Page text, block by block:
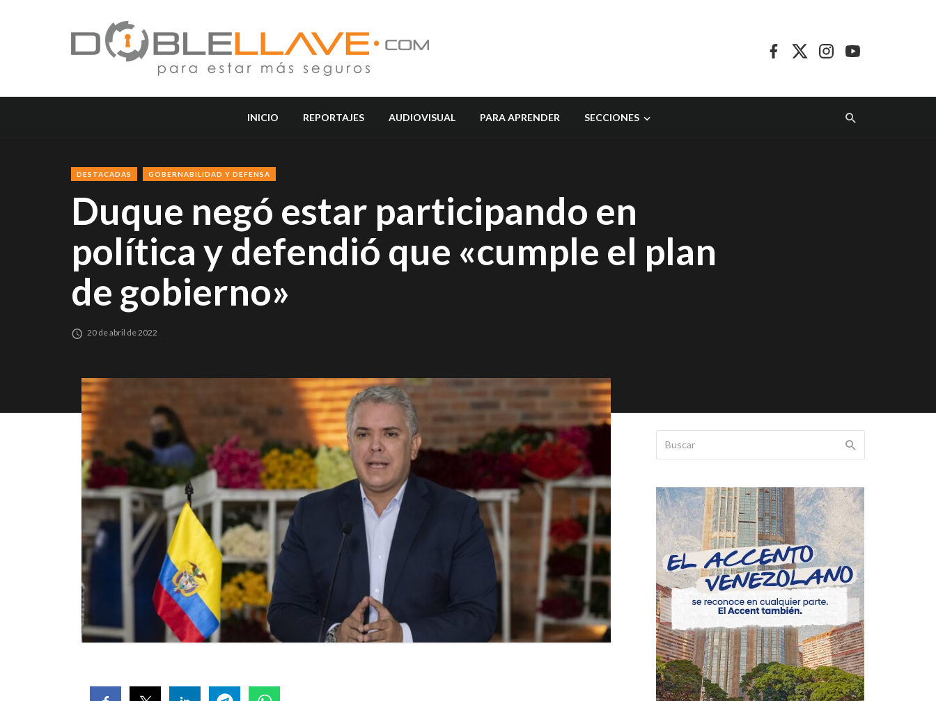
INICIO REPORTAJES AUDIOVISUAL PARA APRENDER SECCIONES
DESTACADAS GOBERNABILIDAD Y DEFENSA
Duque negó estar participando en
política y defendió que «cumple el plan
de gobierno»
20 de abril de 2022